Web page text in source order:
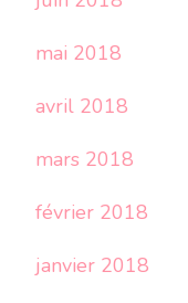
mai 2018
avril 2018
mars 2018
février 2018
janvier 2018